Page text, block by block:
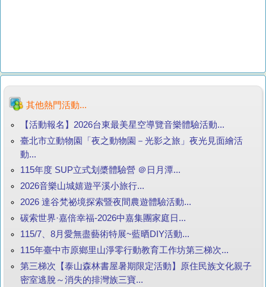
其他熱門活動...
【活動報名】2026台東最美星空導覽音樂體驗活動...
臺北市立動物園「夜之動物園－光影之旅」夜光見面繪活
動...
115年度 SUP立式划槳體驗營 ＠日月潭...
2026音樂山城嬉遊平溪小旅行...
2026 達谷梵祕境探索暨夜間農遊體驗活動...
碳索世界·嘉倍幸福-2026中嘉集團家庭日...
115/7、8月愛無盡藝術特展~藍晒DIY活動...
115年臺中市原鄉里山淨零行動教育工作坊第三梯次...
第三梯次【泰山森林書屋暑期限定活動】原住民族文化親子
密室逃脫～消失的排灣族三寶...